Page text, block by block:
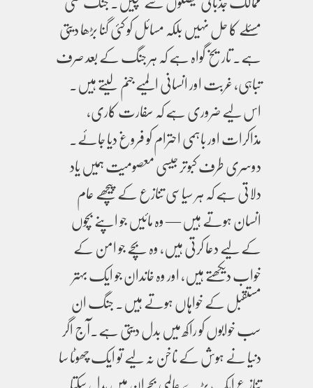
مسئلے کا حل نہیں بلکہ مسائل کو کئی گنا بڑھا دیتی
ہے۔ تاریخ گواہ ہے کہ ہر جنگ کے بعد صرف
تباہی، غربت اور انسانی المیے جنم لیتے ہیں۔
اس لیے ضروری ہے کہ سفارت کاری،
مذاکرات اور باہمی احترام کو فروغ دیا جائے۔
دوسری طرف کبوتر جیسی معصومیت ہمیں یاد
دلاتی ہے کہ ہر سیاسی تنازع کے پیچھے عام
انسان ہوتے ہیں — وہ مائیں جو اپنے بچوں
کے لیے دعا کرتی ہیں، وہ بچے جو امن کے
خواب دیکھتے ہیں، اور وہ خاندان جو ایک بہتر
مستقبل کے خواہاں ہوتے ہیں۔ جنگ ان
سب خوابوں کو راکھ میں بدل دیتی ہے۔آج اگر
دنیا نے ہوش کے ناخن نہ لیے تو ایک چھوٹا سا